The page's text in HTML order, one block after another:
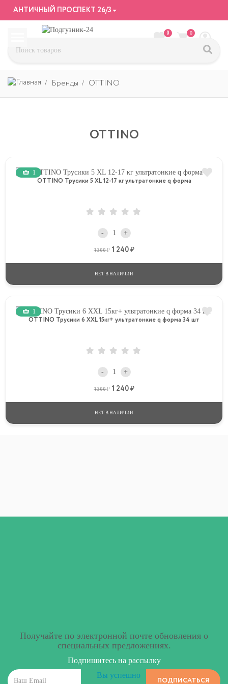
АНТИЧНЫЙ ПРОСПЕКТ 26/3
0 0
Бренды OTTINO
OTTINO
1
OTTINO Трусики 5 XL 12-17 кг ультратонкие q форма
- +
1 300Р 1 240 Р
НЕТ В НАЛИЧИИ
1
OTTINO Трусики 6 XXL 15кг+ ультратонкие q форма 34 шт
- +
1 300Р 1 240 Р
НЕТ В НАЛИЧИИ
Получайте по электронной почте обновления о
специальных предложениях.
Подпишитесь на рассылку
Вы успешно
ПОДПИСАТЬСЯ